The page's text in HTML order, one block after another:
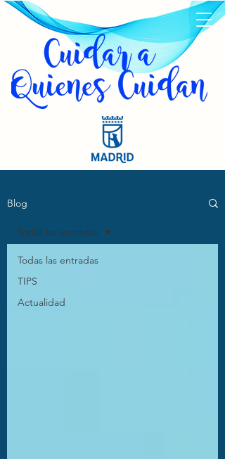
Blog
Todas las entradas
TIPS
Actualidad
Todas las entradas